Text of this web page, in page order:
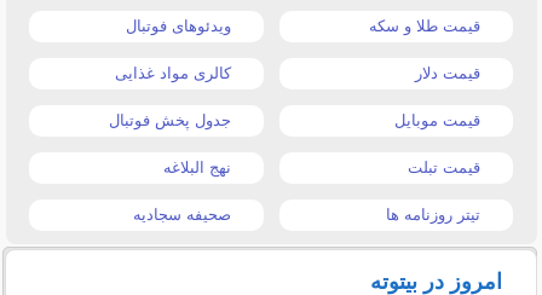
قیمت طلا و سکه ویدئوهای فوتبال
قیمت دلار کالری مواد غذایی
قیمت موبایل جدول پخش فوتبال
قیمت تبلت نهج البلاغه
تیتر روزنامه ها صحیفه سجادیه
امروز در بیتوته